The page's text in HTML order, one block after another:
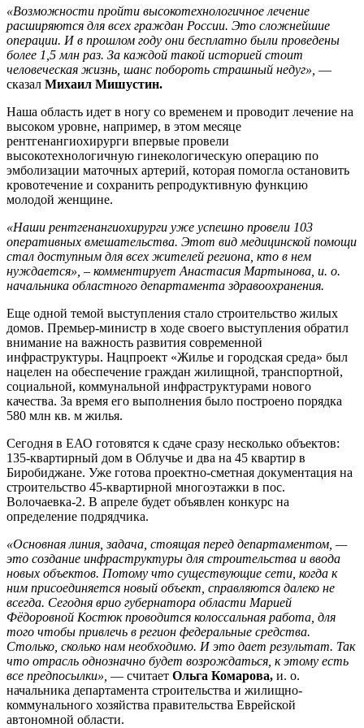
«Возможности пройти высокотехнологичное лечение
расширяются для всех граждан России. Это сложнейшие
операции. И в прошлом году они бесплатно были проведены
более 1,5 млн раз. За каждой такой историей стоит
человеческая жизнь, шанс побороть страшный недуг», —
сказал Михаил Мишустин.
Наша область идет в ногу со временем и проводит лечение на
высоком уровне, например, в этом месяце
рентгенангиохирурги впервые провели
высокотехнологичную гинекологическую операцию по
эмболизации маточных артерий, которая помогла остановить
кровотечение и сохранить репродуктивную функцию
молодой женщине.
«Наши рентгенангиохирурги уже успешно провели 103
оперативных вмешательства. Этот вид медицинской помощи
стал доступным для всех жителей региона, кто в нем
нуждается», – комментирует Анастасия Мартынова, и. о.
начальника областного департамента здравоохранения.
Еще одной темой выступления стало строительство жилых
домов. Премьер-министр в ходе своего выступления обратил
внимание на важность развития современной
инфраструктуры. Нацпроект «Жилье и городская среда» был
нацелен на обеспечение граждан жилищной, транспортной,
социальной, коммунальной инфраструктурами нового
качества. За время его выполнения было построено порядка
580 млн кв. м жилья.
Сегодня в ЕАО готовятся к сдаче сразу несколько объектов:
135-квартирный дом в Облучье и два на 45 квартир в
Биробиджане. Уже готова проектно-сметная документация на
строительство 45-квартирной многоэтажки в пос.
Волочаевка-2. В апреле будет объявлен конкурс на
определение подрядчика.
«Основная линия, задача, стоящая перед департаментом, —
это создание инфраструктуры для строительства и ввода
новых объектов. Потому что существующие сети, когда к
ним присоединяется новый объект, справляются далеко не
всегда. Сегодня врио губернатора области Марией
Фёдоровной Костюк проводится колоссальная работа, для
того чтобы привлечь в регион федеральные средства.
Столько, сколько нам необходимо. И это дает результат. Так
что отрасль однозначно будет возрождаться, к этому есть
все предпосылки», — считает Ольга Комарова, и. о.
начальника департамента строительства и жилищно-
коммунального хозяйства правительства Еврейской
автономной области.